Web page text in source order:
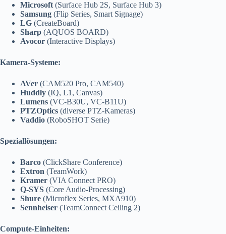
Microsoft (Surface Hub 2S, Surface Hub 3)
Samsung (Flip Series, Smart Signage)
LG (CreateBoard)
Sharp (AQUOS BOARD)
Avocor (Interactive Displays)
Kamera-Systeme:
AVer (CAM520 Pro, CAM540)
Huddly (IQ, L1, Canvas)
Lumens (VC-B30U, VC-B11U)
PTZOptics (diverse PTZ-Kameras)
Vaddio (RoboSHOT Serie)
Speziallösungen:
Barco (ClickShare Conference)
Extron (TeamWork)
Kramer (VIA Connect PRO)
Q-SYS (Core Audio-Processing)
Shure (Microflex Series, MXA910)
Sennheiser (TeamConnect Ceiling 2)
Compute-Einheiten: